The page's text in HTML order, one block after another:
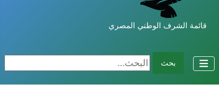
قائمة الشرف الوطني المصري
بحث البحث...